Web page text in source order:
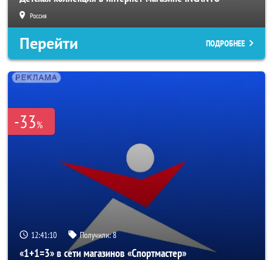
Россия
Перейти ПОДРОБНЕЕ
-33%
12:41:08 Получили:8
«1+1=3» в сети магазинов «Спортмастер»